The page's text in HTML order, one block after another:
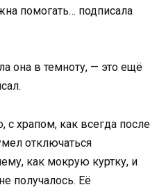
помогать… подписала
она в темноту, — это ещё
храпом, как всегда после
отключаться
как мокрую куртку, и
получалось. Её